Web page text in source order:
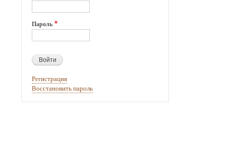
Пароль
Регистрация
Восстановить пароль